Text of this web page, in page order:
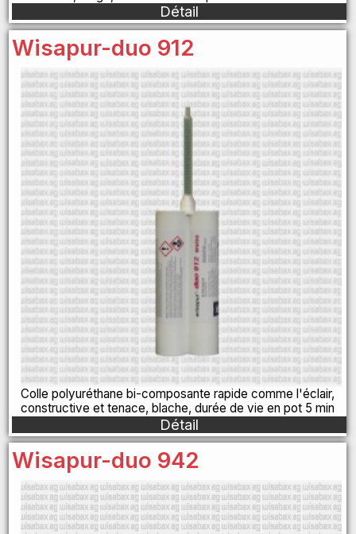
Détail
Wisapur-duo 912
Colle polyuréthane bi-composante rapide comme l'éclair,
constructive et tenace, blache, durée de vie en pot 5 min
Détail
Wisapur-duo 942